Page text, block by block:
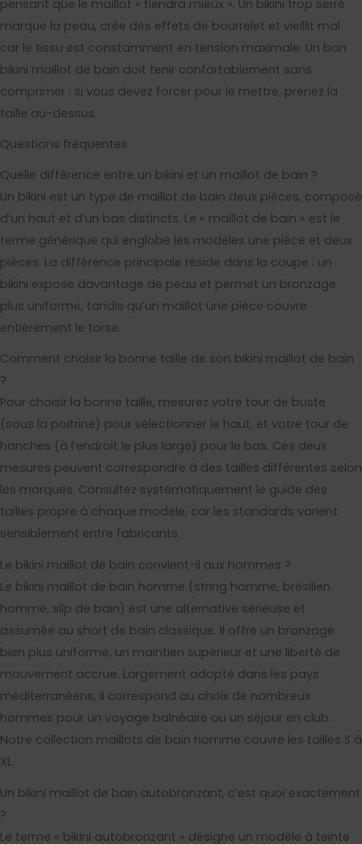
pensant que le maillot « tiendra mieux ». Un bikini trop serré
marque la peau, crée des effets de bourrelet et vieillit mal
car le tissu est constamment en tension maximale. Un bon
bikini maillot de bain doit tenir confortablement sans
comprimer : si vous devez forcer pour le mettre, prenez la
taille au-dessus.
Questions fréquentes
Quelle différence entre un bikini et un maillot de bain ?
Un bikini est un type de maillot de bain deux pièces, composé
d’un haut et d’un bas distincts. Le « maillot de bain » est le
terme générique qui englobe les modèles une pièce et deux
pièces. La différence principale réside dans la coupe : un
bikini expose davantage de peau et permet un bronzage
plus uniforme, tandis qu’un maillot une pièce couvre
entièrement le torse.
Comment choisir la bonne taille de son bikini maillot de bain
?
Pour choisir la bonne taille, mesurez votre tour de buste
(sous la poitrine) pour sélectionner le haut, et votre tour de
hanches (à l’endroit le plus large) pour le bas. Ces deux
mesures peuvent correspondre à des tailles différentes selon
les marques. Consultez systématiquement le guide des
tailles propre à chaque modèle, car les standards varient
sensiblement entre fabricants.
Le bikini maillot de bain convient-il aux hommes ?
Le bikini maillot de bain homme (string homme, brésilien
homme, slip de bain) est une alternative sérieuse et
assumée au short de bain classique. Il offre un bronzage
bien plus uniforme, un maintien supérieur et une liberté de
mouvement accrue. Largement adopté dans les pays
méditerranéens, il correspond au choix de nombreux
hommes pour un voyage balnéaire ou un séjour en club.
Notre collection maillots de bain homme couvre les tailles S à
XL.
Un bikini maillot de bain autobronzant, c’est quoi exactement
?
Le terme « bikini autobronzant » désigne un modèle à teinte